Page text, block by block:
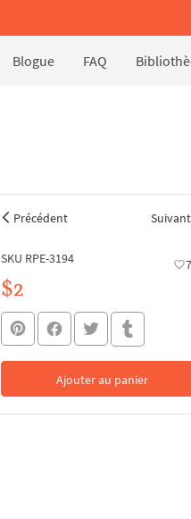
Blogue FAQ
Précédent Suivant
SKU RPE-3194 7
$2
Ajouter au panier
Dans le panier